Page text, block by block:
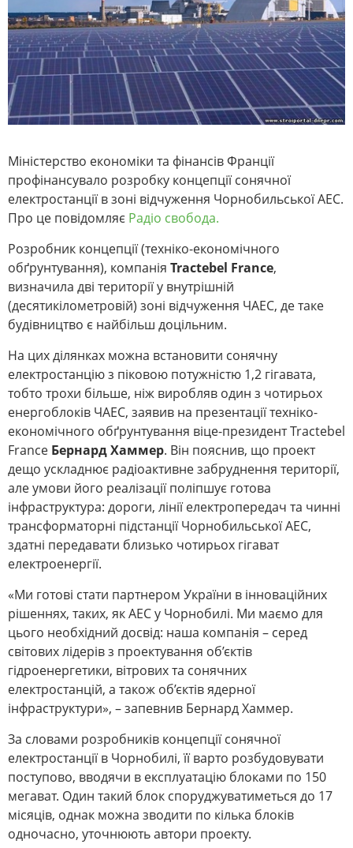
Міністерство економіки та фінансів Франції
профінансувало розробку концепції сонячної
електростанції в зоні відчуження Чорнобильської АЕС.
Про це повідомляє Радіо свобода.
Розробник концепції (техніко-економічного
обґрунтування), компанія Tractebel France,
визначила дві території у внутрішній
(десятикілометровій) зоні відчуження ЧАЕС, де таке
будівництво є найбільш доцільним.
На цих ділянках можна встановити сонячну
електростанцію з піковою потужністю 1,2 гігавата,
тобто трохи більше, ніж виробляв один з чотирьох
енергоблоків ЧАЕС, заявив на презентації техніко-
економічного обґрунтування віце-президент Tractebel
France Бернард Хаммер. Він пояснив, що проект
дещо ускладнює радіоактивне забруднення території,
але умови його реалізації поліпшує готова
інфраструктура: дороги, лінії електропередач та чинні
трансформаторні підстанції Чорнобильської АЕС,
здатні передавати близько чотирьох гігават
електроенергії.
«Ми готові стати партнером України в інноваційних
рішеннях, таких, як АЕС у Чорнобилі. Ми маємо для
цього необхідний досвід: наша компанія – серед
світових лідерів з проектування об’єктів
гідроенергетики, вітрових та сонячних
електростанцій, а також об’єктів ядерної
інфраструктури», – запевнив Бернард Хаммер.
За словами розробників концепції сонячної
електростанції в Чорнобилі, її варто розбудовувати
поступово, вводячи в експлуатацію блоками по 150
мегават. Один такий блок споруджуватиметься до 17
місяців, однак можна зводити по кілька блоків
одночасно, уточнюють автори проекту.